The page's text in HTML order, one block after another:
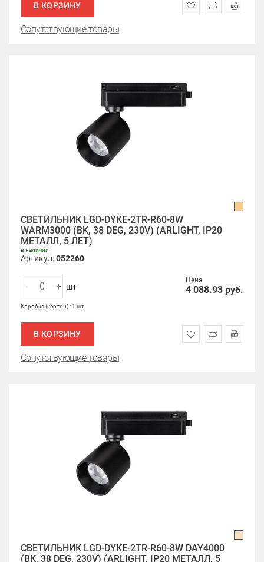
В КОРЗИНУ
Сопутствующие товары
СВЕТИЛЬНИК LGD-DYKE-2TR-R60-8W
WARM3000 (BK, 38 DEG, 230V) (ARLIGHT, IP20
МЕТАЛЛ, 5 ЛЕТ)
в наличии
Артикул:052260
Цена
4 088.93 руб.
- + шт
Коробка (картон) : 1 шт
В КОРЗИНУ
Сопутствующие товары
СВЕТИЛЬНИК LGD-DYKE-2TR-R60-8W DAY4000
(BK, 38 DEG, 230V) (ARLIGHT, IP20 МЕТАЛЛ, 5